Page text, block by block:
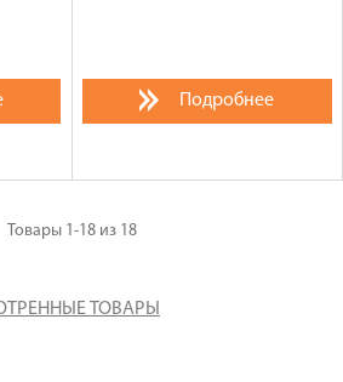
Подробнее
Товары 1-18из 18
ТОВАРЫ